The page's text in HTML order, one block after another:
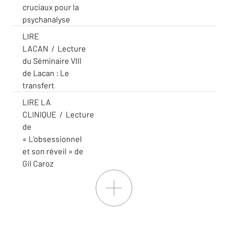
cruciaux pour la
psychanalyse
LIRE
LACAN / Lecture
du Séminaire VIII
de Lacan : Le
transfert
LIRE LA
CLINIQUE / Lecture
de
« L’obsessionnel
et son réveil » de
Gil Caroz